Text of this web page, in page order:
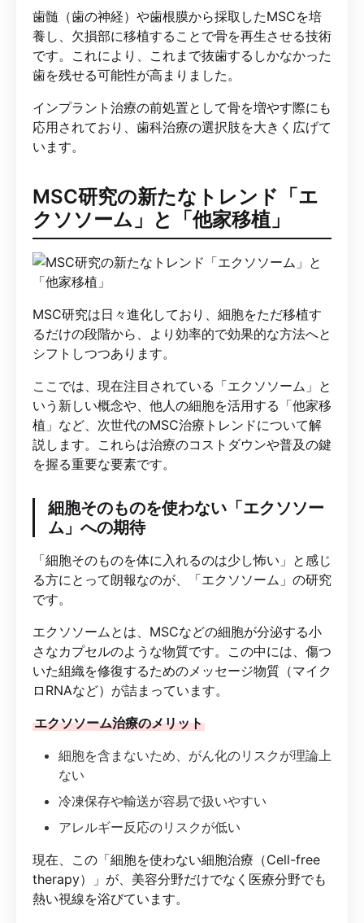
歯髄（歯の神経）や歯根膜から採取したMSCを培
養し、欠損部に移植することで骨を再生させる技術
です。これにより、これまで抜歯するしかなかった
歯を残せる可能性が高まりました。
インプラント治療の前処置として骨を増やす際にも
応用されており、歯科治療の選択肢を大きく広げて
います。
MSC研究の新たなトレンド「エ
クソソーム」と「他家移植」
MSC研究は日々進化しており、細胞をただ移植す
るだけの段階から、より効率的で効果的な方法へと
シフトしつつあります。
ここでは、現在注目されている「エクソソーム」と
いう新しい概念や、他人の細胞を活用する「他家移
植」など、次世代のMSC治療トレンドについて解
説します。これらは治療のコストダウンや普及の鍵
を握る重要な要素です。
細胞そのものを使わない「エクソソー
ム」への期待
「細胞そのものを体に入れるのは少し怖い」と感じ
る方にとって朗報なのが、「エクソソーム」の研究
です。
エクソソームとは、MSCなどの細胞が分泌する小
さなカプセルのような物質です。この中には、傷つ
いた組織を修復するためのメッセージ物質（マイク
ロRNAなど）が詰まっています。
エクソソーム治療のメリット
細胞を含まないため、がん化のリスクが理論上
ない
冷凍保存や輸送が容易で扱いやすい
アレルギー反応のリスクが低い
現在、この「細胞を使わない細胞治療（Cell-free
therapy）」が、美容分野だけでなく医療分野でも
熱い視線を浴びています。